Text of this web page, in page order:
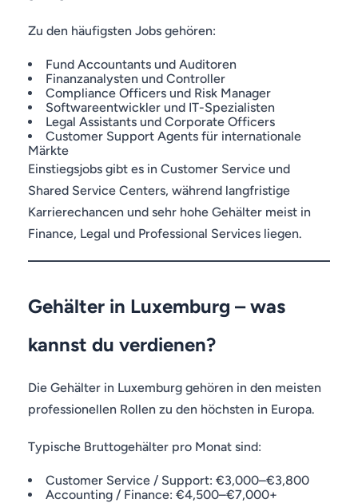
Zu den häufigsten Jobs gehören:
Fund Accountants und Auditoren
Finanzanalysten und Controller
Compliance Officers und Risk Manager
Softwareentwickler und IT-Spezialisten
Legal Assistants und Corporate Officers
Customer Support Agents für internationale
Märkte
Einstiegsjobs gibt es in Customer Service und
Shared Service Centers, während langfristige
Karrierechancen und sehr hohe Gehälter meist in
Finance, Legal und Professional Services liegen.
Gehälter in Luxemburg – was
kannst du verdienen?
Die Gehälter in Luxemburg gehören in den meisten
professionellen Rollen zu den höchsten in Europa.
Typische Bruttogehälter pro Monat sind:
Customer Service / Support: €3,000–€3,800
Accounting / Finance: €4,500–€7,000+